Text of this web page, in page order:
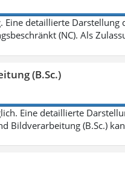
Eine detaillierte
(NC). Als
(B.Sc.)
Eine detaillierte
Bildverarbeitung (B.Sc.)